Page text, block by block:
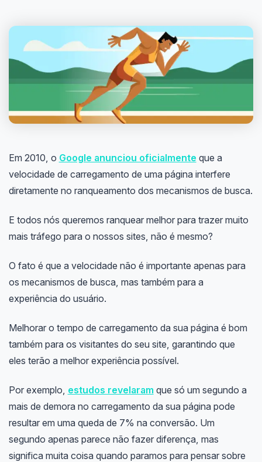
Em 2010, o Google anunciou oficialmente que a
velocidade de carregamento de uma página interfere
diretamente no ranqueamento dos mecanismos de busca.
E todos nós queremos ranquear melhor para trazer muito
mais tráfego para o nossos sites, não é mesmo?
O fato é que a velocidade não é importante apenas para
os mecanismos de busca, mas também para a
experiência do usuário.
Melhorar o tempo de carregamento da sua página é bom
também para os visitantes do seu site, garantindo que
eles terão a melhor experiência possível.
Por exemplo, estudos revelaram que só um segundo a
mais de demora no carregamento da sua página pode
resultar em uma queda de 7% na conversão. Um
segundo apenas parece não fazer diferença, mas
significa muita coisa quando paramos para pensar sobre